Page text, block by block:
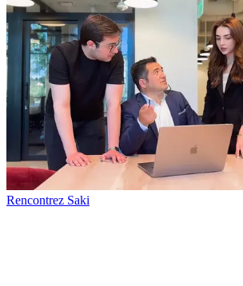
Rencontrez Saki